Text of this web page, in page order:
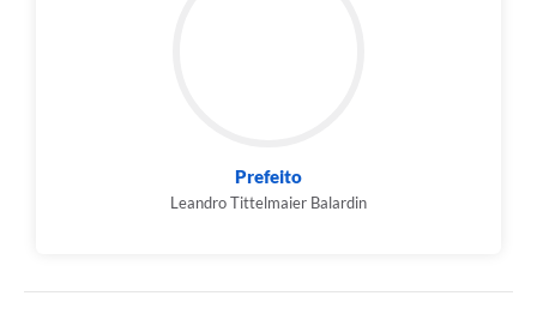
Prefeito
Leandro Tittelmaier Balardin